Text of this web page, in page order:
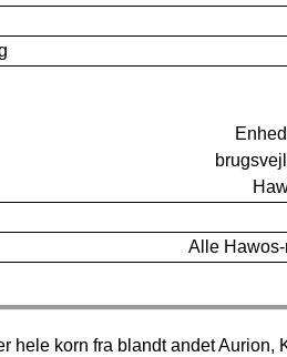
Alle
hele korn fra blandt andet